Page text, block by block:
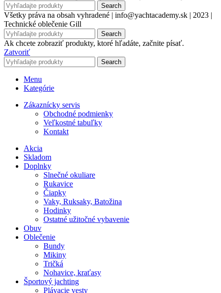
Search
Všetky práva na obsah vyhradené | info@yachtacademy.sk | 2023 |
Technické oblečenie Gill
Search
Ak chcete zobraziť produkty, ktoré hľadáte, začnite písať.
Zatvoriť
Search
Menu
Kategórie
Zákaznícky servis
Obchodné podmienky
Veľkostné tabuľky
Kontakt
Akcia
Skladom
Doplnky
Slnečné okuliare
Rukavice
Čiapky
Vaky, Ruksaky, Batožina
Hodinky
Ostatné užitočné vybavenie
Obuv
Oblečenie
Bundy
Mikiny
Tričká
Nohavice, kraťasy
Športový jachting
Plávacie vesty